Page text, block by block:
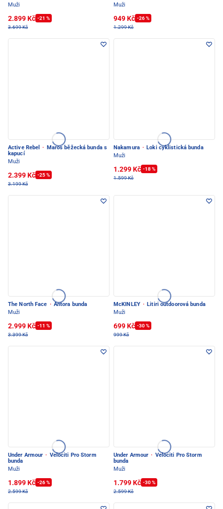
Muži
2.899 Kč -21 %
3.699 Kč
Muži
949 Kč -26 %
1.299 Kč
Active Rebel ·
Maros běžecká bunda s
kapucí
Muži
2.399 Kč -25 %
3.199 Kč
Nakamura · Loki cyklistická bunda
Muži
1.299 Kč -18 %
1.599 Kč
The North Face · Antora bunda
Muži
2.999 Kč -11 %
3.399 Kč
McKINLEY · Litiri outdoorová bunda
Muži
699 Kč -30 %
999 Kč
Under Armour · Velociti Pro Storm
bunda
Muži
1.899 Kč -26 %
2.599 Kč
Under Armour · Velociti Pro Storm
bunda
Muži
1.799 Kč -30 %
2.599 Kč